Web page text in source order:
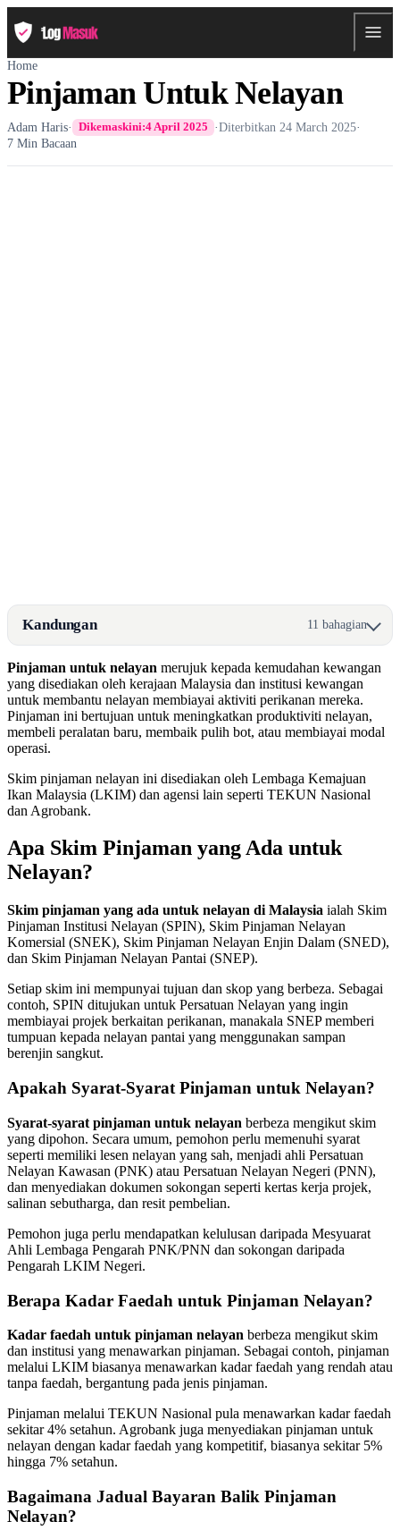
Home
Pinjaman Untuk Nelayan
Adam Haris· Dikemaskini:4 April 2025 ·Diterbitkan 24 March 2025·
7 Min Bacaan
Kandungan 11 bahagian
Pinjaman untuk nelayan merujuk kepada kemudahan kewangan
yang disediakan oleh kerajaan Malaysia dan institusi kewangan
untuk membantu nelayan membiayai aktiviti perikanan mereka.
Pinjaman ini bertujuan untuk meningkatkan produktiviti nelayan,
membeli peralatan baru, membaik pulih bot, atau membiayai modal
operasi.
Skim pinjaman nelayan ini disediakan oleh Lembaga Kemajuan
Ikan Malaysia (LKIM) dan agensi lain seperti TEKUN Nasional
dan Agrobank.
Apa Skim Pinjaman yang Ada untuk
Nelayan?
Skim pinjaman yang ada untuk nelayan di Malaysia ialah Skim
Pinjaman Institusi Nelayan (SPIN), Skim Pinjaman Nelayan
Komersial (SNEK), Skim Pinjaman Nelayan Enjin Dalam (SNED),
dan Skim Pinjaman Nelayan Pantai (SNEP).
Setiap skim ini mempunyai tujuan dan skop yang berbeza. Sebagai
contoh, SPIN ditujukan untuk Persatuan Nelayan yang ingin
membiayai projek berkaitan perikanan, manakala SNEP memberi
tumpuan kepada nelayan pantai yang menggunakan sampan
berenjin sangkut.
Apakah Syarat-Syarat Pinjaman untuk Nelayan?
Syarat-syarat pinjaman untuk nelayan berbeza mengikut skim
yang dipohon. Secara umum, pemohon perlu memenuhi syarat
seperti memiliki lesen nelayan yang sah, menjadi ahli Persatuan
Nelayan Kawasan (PNK) atau Persatuan Nelayan Negeri (PNN),
dan menyediakan dokumen sokongan seperti kertas kerja projek,
salinan sebutharga, dan resit pembelian.
Pemohon juga perlu mendapatkan kelulusan daripada Mesyuarat
Ahli Lembaga Pengarah PNK/PNN dan sokongan daripada
Pengarah LKIM Negeri.
Berapa Kadar Faedah untuk Pinjaman Nelayan?
Kadar faedah untuk pinjaman nelayan berbeza mengikut skim
dan institusi yang menawarkan pinjaman. Sebagai contoh, pinjaman
melalui LKIM biasanya menawarkan kadar faedah yang rendah atau
tanpa faedah, bergantung pada jenis pinjaman.
Pinjaman melalui TEKUN Nasional pula menawarkan kadar faedah
sekitar 4% setahun. Agrobank juga menyediakan pinjaman untuk
nelayan dengan kadar faedah yang kompetitif, biasanya sekitar 5%
hingga 7% setahun.
Bagaimana Jadual Bayaran Balik Pinjaman
Nelayan?